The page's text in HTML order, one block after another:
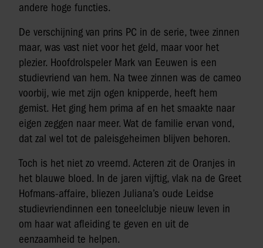
andere hoge functies.
De verschijning van prins PC in de serie, twee zinnen
maar, was vast niet voor het geld, maar voor het
plezier. Hoofdrolspeler Mark van Eeuwen is een
studievriend van hem. Na twee zinnen was de cameo
voorbij, wie met zijn ogen knipperde, heeft hem
gemist. Het ging hem prima af en het smaakte naar
eigen zeggen naar meer. Wat de familie ervan vond,
dat zal wel tot de paleisgeheimen blijven behoren.
Toch is het niet zo vreemd. Acteren zit de Oranjes in
het blauwe bloed. In de jaren vijftig, vlak na de Greet
Hofmans-affaire, bliezen Juliana’s oude Leidse
studievriendinnen een toneelclubje nieuw leven in
om haar wat afleiding te geven en uit de
eenzaamheid te helpen.